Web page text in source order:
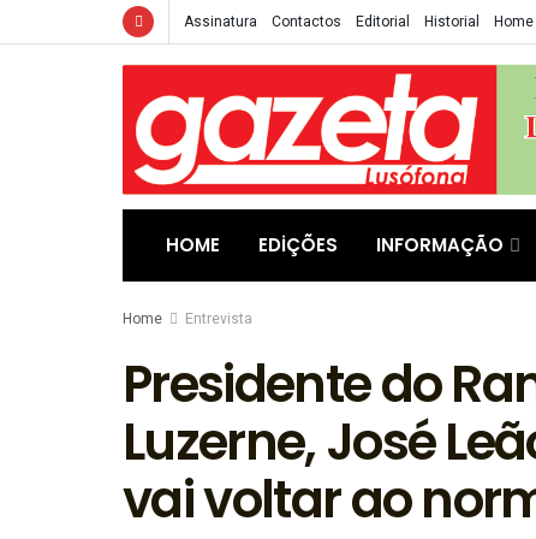
Assinatura Contactos Editorial Historial Home
HOME EDIÇÕES INFORMAÇÃO
Home Entrevista
Presidente do
Luzerne, José
vai voltar ao